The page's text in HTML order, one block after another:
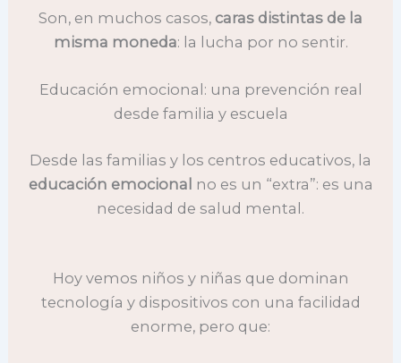
Son, en muchos casos, caras distintas de la
misma moneda: la lucha por no sentir.
Educación emocional: una prevención real
desde familia y escuela
Desde las familias y los centros educativos, la
educación emocional no es un “extra”: es una
necesidad de salud mental.
Hoy vemos niños y niñas que dominan
tecnología y dispositivos con una facilidad
enorme, pero que: